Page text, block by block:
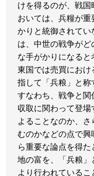
けを得るのが、戦
おいては、兵糧が
かりと統御されてい
は、中世の戦争が
な手がかりになる
東国では売買におけ
指して「兵粮」と称
すなわち、戦争と関
収取に関わって登
よることなのか、
むのかなどの点で
ら重要な論点を得
地の富を、「兵粮」
より行われている